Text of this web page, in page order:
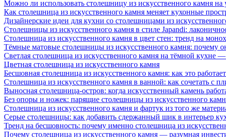
Можно ли использовать столешницу из искусственного камня на
Как столешница из искусственного камня меняет кухонные
Дизайнерские идеи для кухни со столешницами из
Столешницы из искусственного камня в стиле Japandi:
Столешница из искусственного камня в цвет стен: тренд на
Тёмные матовые столешницы из искусственного камня: почему
Светлая столешница из искусственного камня на тёмной кухне —
Цветная столешница из искусственного камня
Бесшовная столешница из искусственного камня: как это
Столешница из искусственного камня в ванной: как сочетать с
Выносная столешница-остров: когда искусственный камень
Без опоры и ножек: парящие столешницы из искусственного
Столешница из искусственного камня и фартук из того же
Серые столешницы: как добавить сдержанный шик в интерьер
Тренд на бесшовность: почему именно столешница из
Почему столешница из искусственного камня — разумная